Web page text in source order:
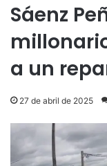
Sáenz
a un
27 de abril de 2025